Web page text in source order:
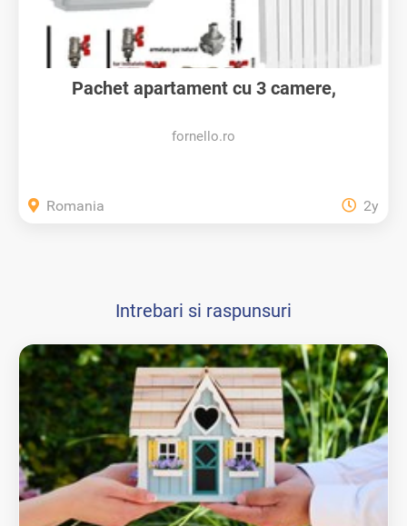
Pachet apartament cu 3 camere,
fornello.ro
Romania 2y
Intrebari si raspunsuri